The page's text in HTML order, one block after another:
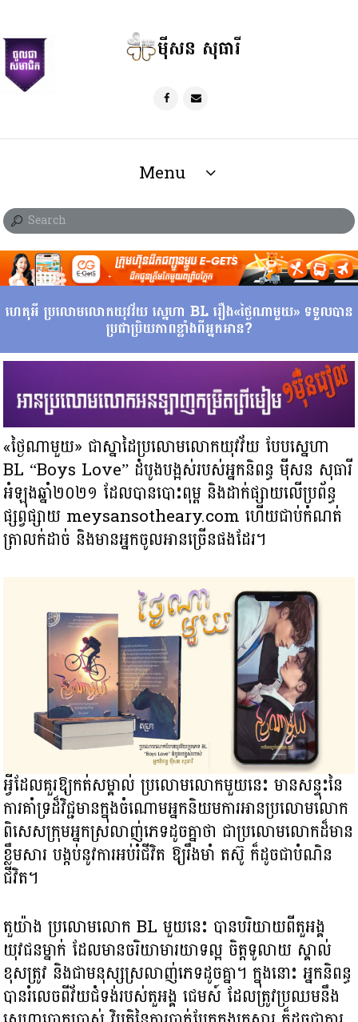
ម៉ីសន សុធារី
Menu
ហេតុអី ប្រលោមលោកយុវវ័យ ស្នេហា BL រឿង«ថ្ងៃណាមួយ» ទទួលបាន
ប្រជាប្រិយភាពខ្លាំងពីអ្នកអាន?
«ថ្ងៃណាមួយ» ជាស្នាដៃប្រលោមលោកយុវវ័យ បែបស្នេហា
BL “Boys Love” ដំបូងបង្អស់របស់អ្នកនិពន្ធ ម៉ីសន សុធារី
អំឡុងឆ្នាំ២០២១ ដែលបានបោះពុម្ព និងដាក់ផ្សាយលើប្រព័ន្ធ
ផ្សព្វផ្សាយ meysansotheary.com ហើយជាប់កំណត់
ត្រាលក់ដាច់ និងមានអ្នកចូលអានច្រើនផងដែរ។
អ្វីដែលគួរឱ្យកត់សម្គាល់ ​ប្រលោមលោក​មួយនេះ មានសន្ទុះនៃ
ការគាំទ្រដ៏​វិជ្ជមានក្នុង​ចំណោមអ្នកនិយមការអានប្រលោមលោក
ពិសេសក្រុម​អ្នក​ស្រលាញ់​ភេទដូចគ្នាថា ជាប្រលោមលោកដ៏មាន
ខ្លឹមសារ បង្កប់នូវការ​អប់រំជីវិត​ ឱ្យរឹងមាំ​ តស៊ូ ក៏ដូចជា​បំណិន​​
ជីវិត។
តួយ៉ាង ប្រលោមលោក BL មួយនេះ បានបរិយាយពីតួអង្គ​
យុវជនម្នាក់ ដែលមាន​ចរិយាមារយាទល្អ ចិត្ត​ទូលាយ ស្គាល់
ខុសត្រូវ និងជាមនុស្សស្រលាញ់ភេទដូចគ្នា។ ក្នុងនោះ អ្នកនិពន្ធ
បានរំលេចពីវ័យជំទង់របស់តួអង្គ ជេមស៍ ដែលត្រូវប្រឈម​នឹង